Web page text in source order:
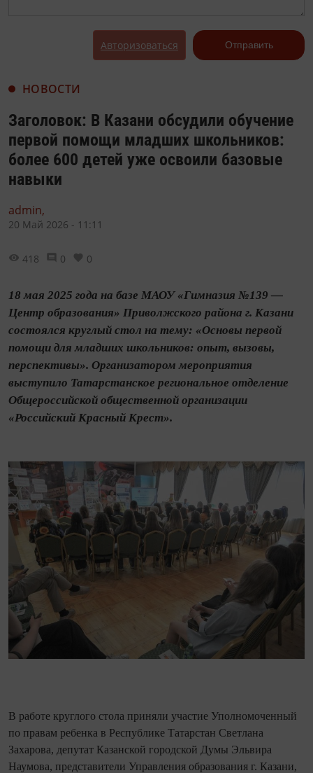
Авторизоваться Отправить
НОВОСТИ
Заголовок: В Казани обсудили обучение
первой помощи младших школьников:
более 600 детей уже освоили базовые
навыки
admin,
20 Май 2026 - 11:11
418 0 0
18 мая 2025 года на базе МАОУ «Гимназия №139 —
Центр образования» Приволжского района г. Казани
состоялся круглый стол на тему: «Основы первой
помощи для младших школьников: опыт, вызовы,
перспективы». Организатором мероприятия
выступило Татарстанское региональное отделение
Общероссийской общественной организации
«Российский Красный Крест».
В работе круглого стола приняли участие Уполномоченный
по правам ребенка в Республике Татарстан Светлана
Захарова, депутат Казанской городской Думы Эльвира
Наумова, представители Управления образования г. Казани,